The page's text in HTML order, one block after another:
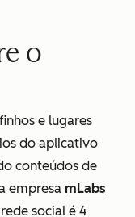
o
e lugares
do aplicativo
conteúdos de
empresa mLabs
social é 4